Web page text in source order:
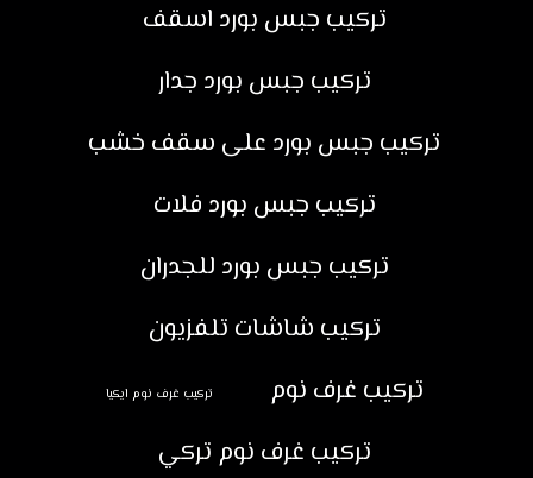
تركيب جبس بورد اسقف
تركيب جبس بورد جدار
تركيب جبس بورد على سقف خشب
تركيب جبس بورد فلات
تركيب جبس بورد للجدران
تركيب شاشات تلفزيون
تركيب غرف نوم
تركيب غرف نوم ايكيا
تركيب غرف نوم تركي